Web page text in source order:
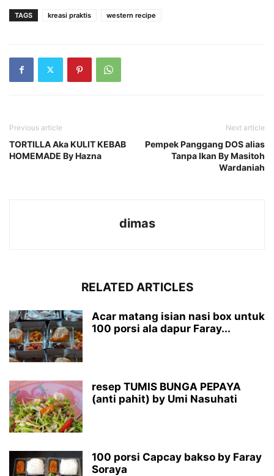
TAGS kreasi praktis western recipe
Previous article
TORTILLA Aka KULIT KEBAB
HOMEMADE By Hazna
Next article
Pempek Panggang DOS alias
Tanpa Ikan By Masitoh
Wardaniah
dimas
RELATED ARTICLES
Acar matang isian nasi box untuk
100 porsi ala dapur Faray...
resep TUMIS BUNGA PEPAYA
(anti pahit) by Umi Nasuhati
100 porsi Capcay bakso by Faray
Soraya